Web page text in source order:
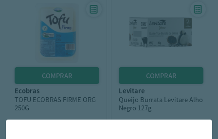
ecobras
TOFU ECOBRAS FIRME ORG
250G
levitare
Queijo Burrata Levitare Alho
Negro 127g